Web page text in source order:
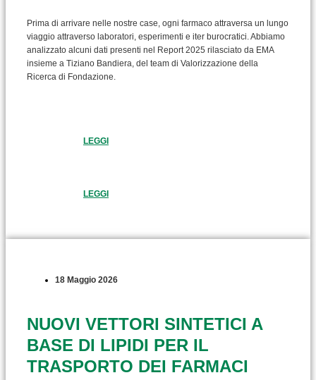
Prima di arrivare nelle nostre case, ogni farmaco attraversa un lungo
viaggio attraverso laboratori, esperimenti e iter burocratici. Abbiamo
analizzato alcuni dati presenti nel Report 2025 rilasciato da EMA
insieme a Tiziano Bandiera, del team di Valorizzazione della
Ricerca di Fondazione.
LEGGI
LEGGI
18 Maggio 2026
NUOVI VETTORI SINTETICI A
BASE DI LIPIDI PER IL
TRASPORTO DEI FARMACI